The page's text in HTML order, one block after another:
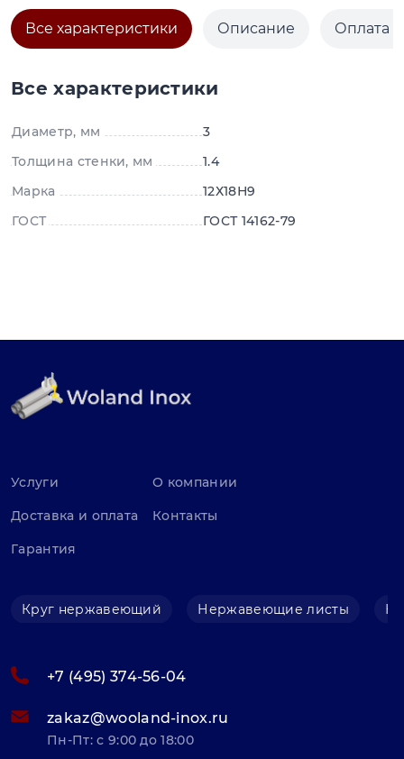
Все характеристики Описание Оплата
Все характеристики
Диаметр, мм
3
Толщина стенки, мм
1.4
Марка
12Х18Н9
ГОСТ
ГОСТ 14162-79
Услуги
Доставка и оплата
Гарантия
О компании
Контакты
Круг нержавеющий Нержавеющие листы
+7 (495) 374-56-04
zakaz@wooland-inox.ru
Пн-Пт: с 9:00 до 18:00